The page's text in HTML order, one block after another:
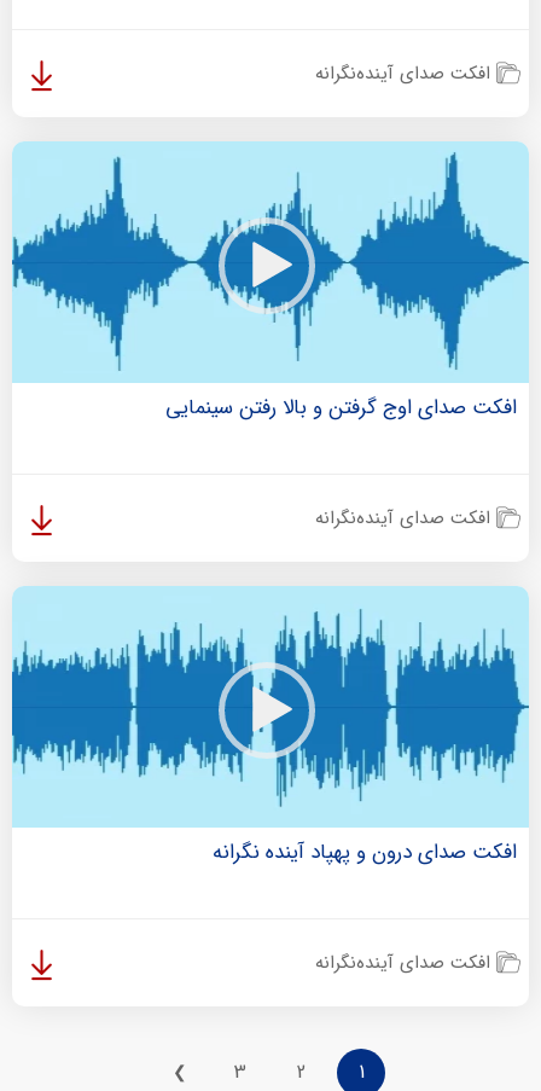
افکت صدای آینده‌نگرانه
افکت صدای اوج گرفتن و بالا رفتن سینمایی
افکت صدای آینده‌نگرانه
افکت صدای درون و پهپاد آینده نگرانه
افکت صدای آینده‌نگرانه
1
2
3
❯